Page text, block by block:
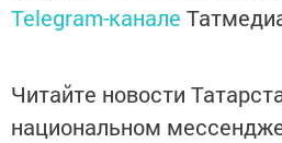
Telegram-канале
Читайте новости
национальном